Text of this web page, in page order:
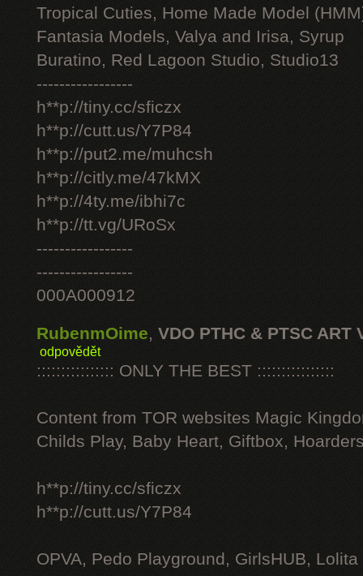
Tropical Cuties, Home Made Model
Fantasia Models, Valya and Irisa, Syrup
Buratino, Red Lagoon Studio, Studio13
-----------------
h**p://tiny.cc/sficzx
h**p://cutt.us/Y7P84
h**p://put2.me/muhcsh
h**p://citly.me/47kMX
h**p://4ty.me/ibhi7c
h**p://tt.vg/URoSx
-----------------
-----------------
000A000912
RubenmOime, VDO PTHC & PTSC ART
odpovědět
:::::::::::::::: ONLY THE BEST ::::::::::::::::
Content from TOR websites Magic
Childs Play, Baby Heart, Giftbox,
h**p://tiny.cc/sficzx
h**p://cutt.us/Y7P84
OPVA, Pedo Playground, GirlsHUB, Lolita